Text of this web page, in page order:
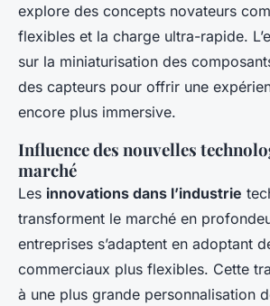
explore des concepts novateurs
flexibles et la charge ultra-rapide.
sur la miniaturisation des
des capteurs pour offrir une
encore plus immersive.
Influence des nouvelles
marché
Les innovations dans l’industrie
transforment le marché en
entreprises s’adaptent en adoptant
commerciaux plus flexibles. Cette
à une plus grande personnalisation